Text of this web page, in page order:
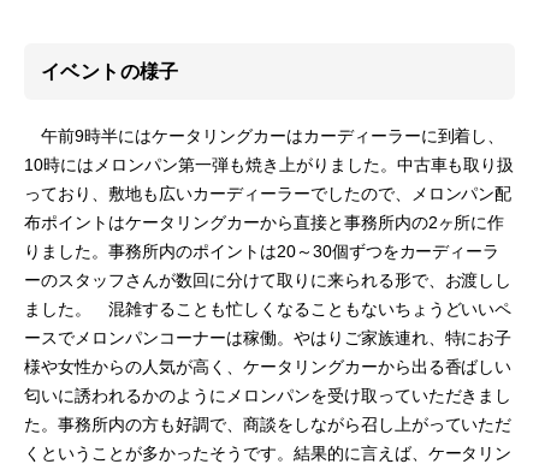
イベントの様子
午前9時半にはケータリングカーはカーディーラーに到着し、
10時にはメロンパン第一弾も焼き上がりました。中古車も取り扱
っており、敷地も広いカーディーラーでしたので、メロンパン配
布ポイントはケータリングカーから直接と事務所内の2ヶ所に作
りました。事務所内のポイントは20～30個ずつをカーディーラ
ーのスタッフさんが数回に分けて取りに来られる形で、お渡しし
ました。 混雑することも忙しくなることもないちょうどいいペ
ースでメロンパンコーナーは稼働。やはりご家族連れ、特にお子
様や女性からの人気が高く、ケータリングカーから出る香ばしい
匂いに誘われるかのようにメロンパンを受け取っていただきまし
た。事務所内の方も好調で、商談をしながら召し上がっていただ
くということが多かったそうです。結果的に言えば、ケータリン